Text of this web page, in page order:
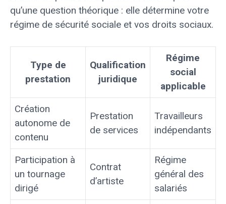
qu’une question théorique : elle détermine votre
régime de sécurité sociale et vos droits sociaux.
Type de
prestation
Qualification
juridique
Régime
social
applicable
Création
autonome de
contenu
Prestation
de services
Travailleurs
indépendants
Participation à
un tournage
dirigé
Contrat
d’artiste
Régime
général des
salariés